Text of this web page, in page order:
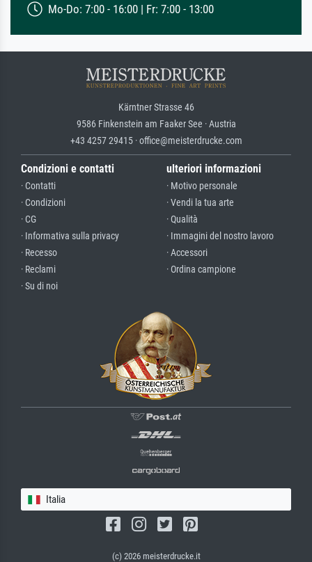
Mo-Do: 7:00 - 16:00 | Fr: 7:00 - 13:00
Kärntner Strasse 46
9586 Finkenstein am Faaker See · Austria
+43 4257 29415 · office@meisterdrucke.com
Condizioni e contatti
· Contatti
· Condizioni
· CG
· Informativa sulla privacy
· Recesso
· Reclami
· Su di noi
ulteriori informazioni
· Motivo personale
· Vendi la tua arte
· Qualità
· Immagini del nostro lavoro
· Accessori
· Ordina campione
Italia
(c) 2026 meisterdrucke.it